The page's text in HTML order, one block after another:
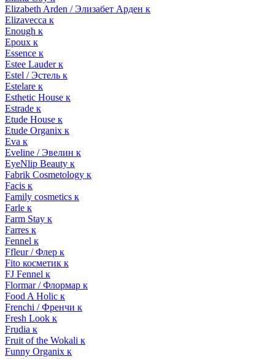
Elizabeth Arden / Элизабет Арден к
Elizavecca к
Enough к
Epoux к
Essence к
Estee Lauder к
Estel / Эстель к
Estelare к
Esthetic House к
Estrade к
Etude House к
Etude Organix к
Eva к
Eveline / Эвелин к
EyeNlip Beauty к
Fabrik Cosmetology к
Facis к
Family cosmetics к
Farle к
Farm Stay к
Farres к
Fennel к
Ffleur / Флер к
Fito косметик к
FJ Fennel к
Flormar / Флормар к
Food A Holic к
Frenchi / Френчи к
Fresh Look к
Frudia к
Fruit of the Wokali к
Funny Organix к